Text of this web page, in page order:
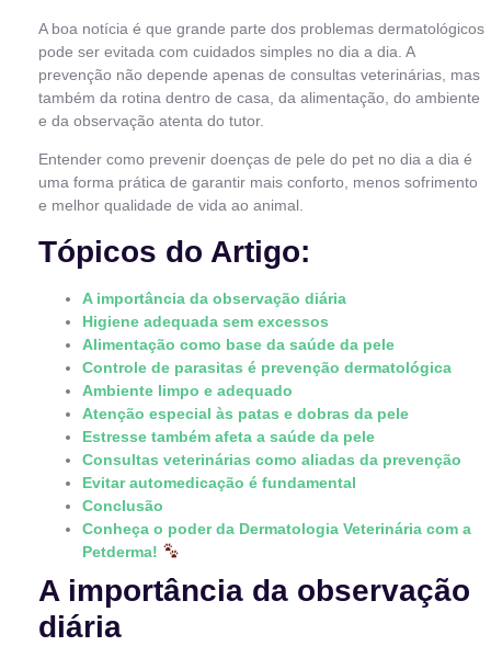
A boa notícia é que grande parte dos problemas dermatológicos
pode ser evitada com cuidados simples no dia a dia. A
prevenção não depende apenas de consultas veterinárias, mas
também da rotina dentro de casa, da alimentação, do ambiente
e da observação atenta do tutor.
Entender como prevenir doenças de pele do pet no dia a dia é
uma forma prática de garantir mais conforto, menos sofrimento
e melhor qualidade de vida ao animal.
Tópicos do Artigo:
A importância da observação diária
Higiene adequada sem excessos
Alimentação como base da saúde da pele
Controle de parasitas é prevenção dermatológica
Ambiente limpo e adequado
Atenção especial às patas e dobras da pele
Estresse também afeta a saúde da pele
Consultas veterinárias como aliadas da prevenção
Evitar automedicação é fundamental
Conclusão
Conheça o poder da Dermatologia Veterinária com a
Petderma!
A importância da observação
diária